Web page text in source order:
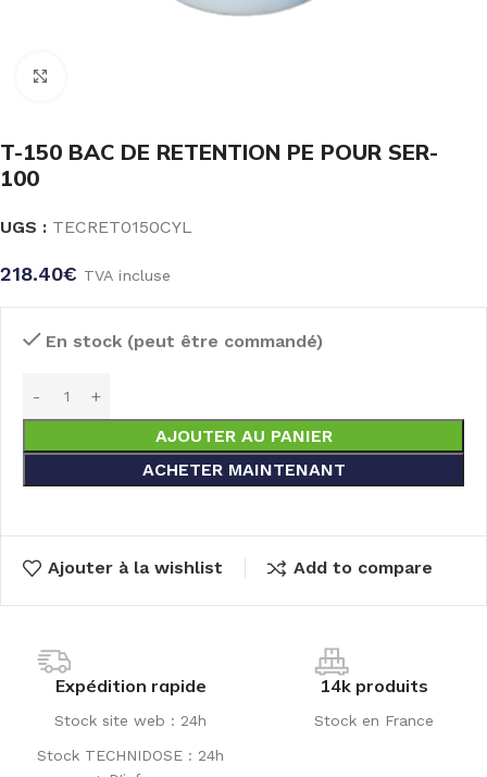
T-150 BAC DE RETENTION PE POUR SER-
100
UGS : TECRET0150CYL
218.40€ TVA incluse
En stock (peut être commandé)
AJOUTER AU PANIER
ACHETER MAINTENANT
Ajouter à la wishlist Add to compare
Expédition rapide
Stock site web : 24h
Stock TECHNIDOSE : 24h
14k produits
Stock en France